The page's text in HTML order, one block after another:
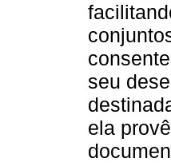
seu
ela